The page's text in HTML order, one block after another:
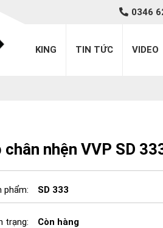
0346
KING TIN TỨC VIDEO
chân nhện VVP SD
phẩm: SD 333
trạng: Còn hàng